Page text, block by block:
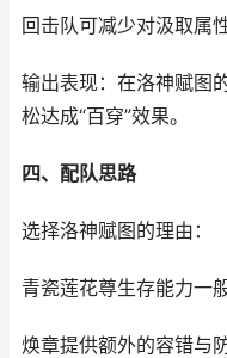
回击队可减少对汲取属
输出表现：在洛神赋图
松达成“百穿”效果。
四、配队思路
选择洛神赋图的理由：
青瓷莲花尊生存能力一
焕章提供额外的容错与